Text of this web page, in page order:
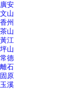
廣安
文山
香州
茶山
黃江
坪山
常德
離石
固原
玉溪